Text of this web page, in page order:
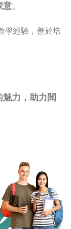
意。
學經驗，善於培
力，助力閱